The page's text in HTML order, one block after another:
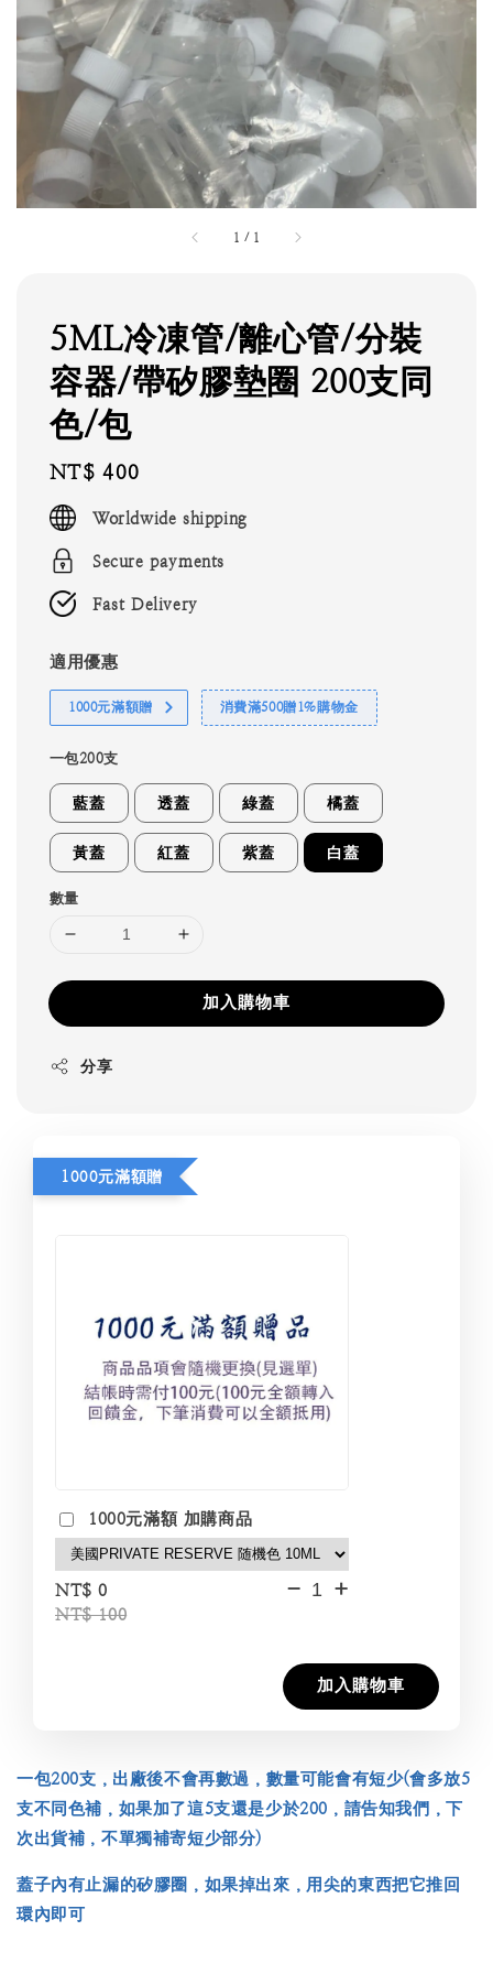
1 / 1
5ML冷凍管/離心管/分裝
容器/帶矽膠墊圈 200支同
色/包
Regular
price
NT$ 400
Worldwide shipping
Secure payments
Fast Delivery
適用優惠
1000元滿額贈 消費滿500贈1%購物金
一包200支
藍蓋 透蓋 綠蓋 橘蓋
黃蓋 紅蓋 紫蓋 白蓋
數量
加入購物車
分享
1000元滿額贈
1000元滿額 加購商品
NT$ 0
NT$ 100
- +
加入購物車
一包200支，出廠後不會再數過，數量可能會有短少(會多放5
支不同色補，如果加了這5支還是少於200，請告知我們，下
次出貨補，不單獨補寄短少部分)
蓋子內有止漏的矽膠圈，如果掉出來，用尖的東西把它推回
環內即可